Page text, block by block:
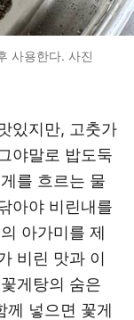
사용한다. 사진
있지만, 고춧가
야말로 밥도둑
를 흐르는 물
아야 비린내를
아가미를 제
비린 맛과 이
게탕의 숨은
께 넣으면 꽃게